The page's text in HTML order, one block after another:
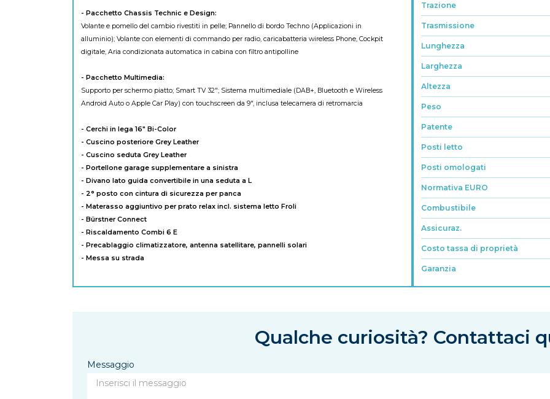
- Pacchetto Chassis Technic e Design:
Volante e pomello del cambio rivestiti in pelle; Pannello di bordo Techno (Applicazioni in
alluminio); Volante con elementi di commando per radio, caricabatteria wireless Phone, Cockpit
digitale, Aria condizionata automatica in cabina con filtro antipolline
- Pacchetto Multimedia:
Supporto per schermo piatto; Smart TV 32"; Sistema multimediale (DAB+, Bluetooth e Wireless
Android Auto o Apple Car Play) con touchscreen da 9", inclusa telecamera di retromarcia
- Cerchi in lega 16" Bi-Color
- Cuscino posteriore Grey Leather
- Cuscino seduta Grey Leather
- Portellone garage supplementare a sinistra
- Divano lato guida convertibile in una seduta a L
- 2° posto con cintura di sicurezza per panca
- Materasso aggiuntivo per prato relax incl. sistema letto Froli
- Bürstner Connect
- Riscaldamento Combi 6 E
- Precablaggio climatizzatore, antenna satellitare, pannelli solari
- Messa su strada
Trazione
Trasmissione
Lunghezza
Larghezza
Altezza
Peso
Patente
Posti letto
Posti omologati
Normativa EURO
Combustibile
Assicuraz.
Costo tassa di proprietà
Garanzia
Qualche curiosità? Contattaci
Messaggio